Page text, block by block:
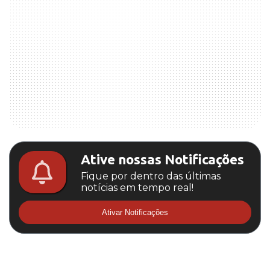
Ative nossas Notificações
Fique por dentro das últimas
notícias em tempo real!
Ativar Notificações